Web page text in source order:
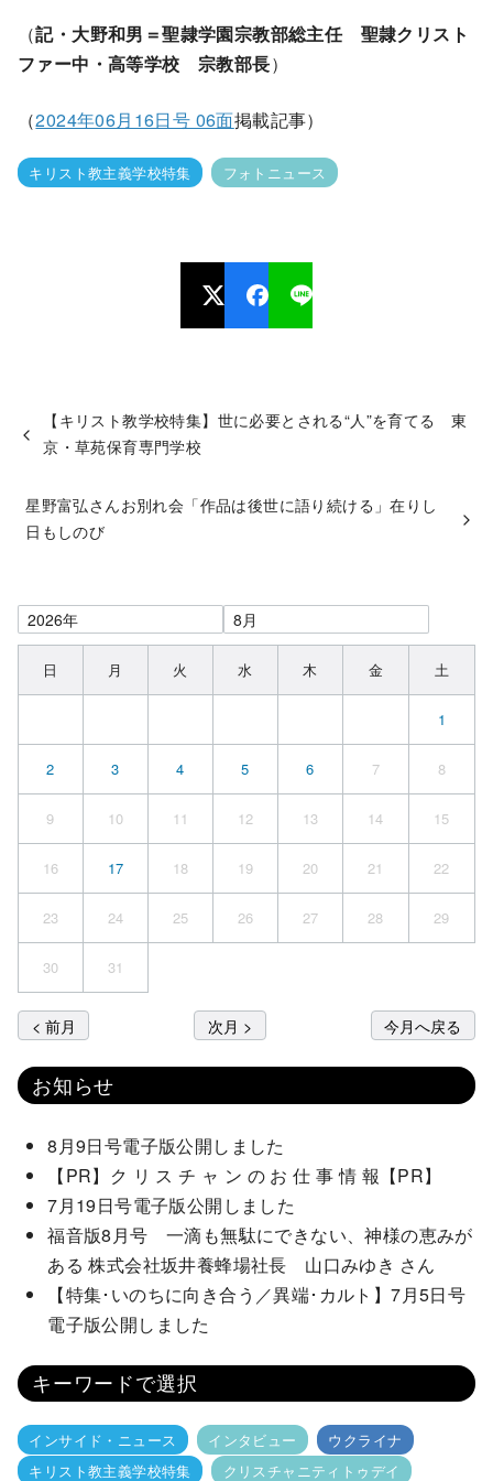
（記・大野和男＝聖隷学園宗教部総主任 聖隷クリスト
ファー中・高等学校 宗教部長）
（2024年06月16日号 06面掲載記事）
キリスト教主義学校特集 フォトニュース
【キリスト教学校特集】世に必要とされる“人”を育てる 東
京・草苑保育専門学校
星野富弘さんお別れ会「作品は後世に語り続ける」在りし
日もしのび
日 月 火 水 木 金 土
1
2 3 4 5 6 7 8
9 10 11 12 13 14 15
16 17 18 19 20 21 22
23 24 25 26 27 28 29
30 31
< 前月 次月 > 今月へ戻る
お知らせ
8月9日号電子版公開しました
【PR】ク リ ス チ ャ ン の お 仕 事 情 報【PR】
7月19日号電子版公開しました
福音版8月号 一滴も無駄にできない、神様の恵みが
ある 株式会社坂井養蜂場社長 山口みゆき さん
【特集･いのちに向き合う／異端･カルト】7月5日号
電子版公開しました
キーワードで選択
インサイド・ニュース インタビュー
ウクライナ
キリスト教主義学校特集
クリスチャニティトゥデイ